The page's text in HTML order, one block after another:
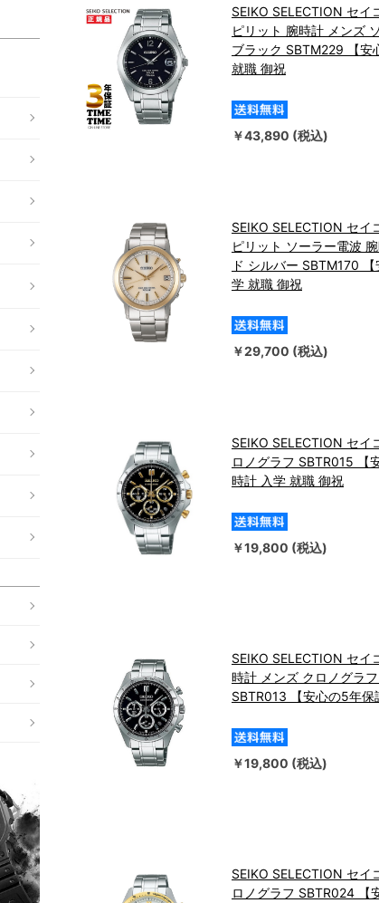
SEIKO SELECTION セイ
ピリット 腕時計 メンズ
ブラック SBTM229 【安
就職 御祝
￥43,890 (税込)
SEIKO SELECTION セイ
ピリット ソーラー電波
ド シルバー SBTM170
学 就職 御祝
￥29,700 (税込)
SEIKO SELECTION セイ
ロノグラフ SBTR015 【
時計 入学 就職 御祝
￥19,800 (税込)
SEIKO SELECTION セイ
時計 メンズ クロノグラ
SBTR013 【安心の5年
￥19,800 (税込)
SEIKO SELECTION セイ
ロノグラフ SBTR024 【